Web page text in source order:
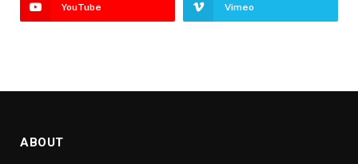
YouTube Vimeo
ABOUT